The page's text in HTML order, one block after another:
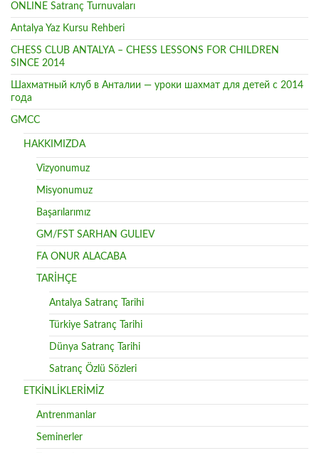
ONLINE Satranç Turnuvaları
Antalya Yaz Kursu Rehberi
CHESS CLUB ANTALYA – CHESS LESSONS FOR CHILDREN
SINCE 2014
Шахматный клуб в Анталии — уроки шахмат для детей с 2014
года
GMCC
HAKKIMIZDA
Vizyonumuz
Misyonumuz
Başarılarımız
GM/FST SARHAN GULIEV
FA ONUR ALACABA
TARİHÇE
Antalya Satranç Tarihi
Türkiye Satranç Tarihi
Dünya Satranç Tarihi
Satranç Özlü Sözleri
ETKİNLİKLERİMİZ
Antrenmanlar
Seminerler